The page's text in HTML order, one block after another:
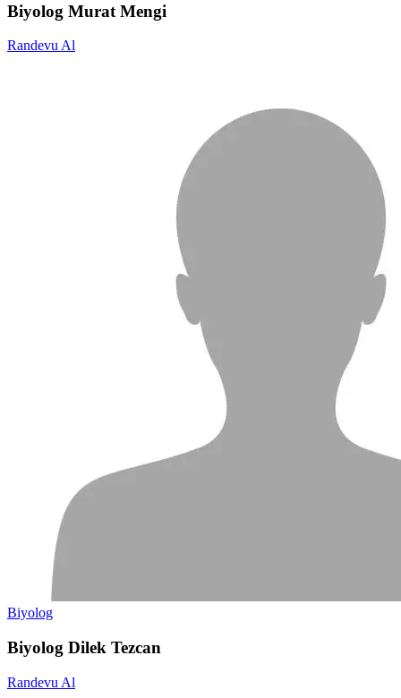
Biyolog Murat Mengi
Randevu Al
Biyolog
Biyolog Dilek Tezcan
Randevu Al